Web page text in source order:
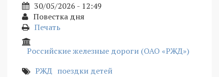
30/05/2026 - 12:49
Повестка дня
Печать
Российские железные дороги (ОАО «РЖД»)
РЖД поездки детей